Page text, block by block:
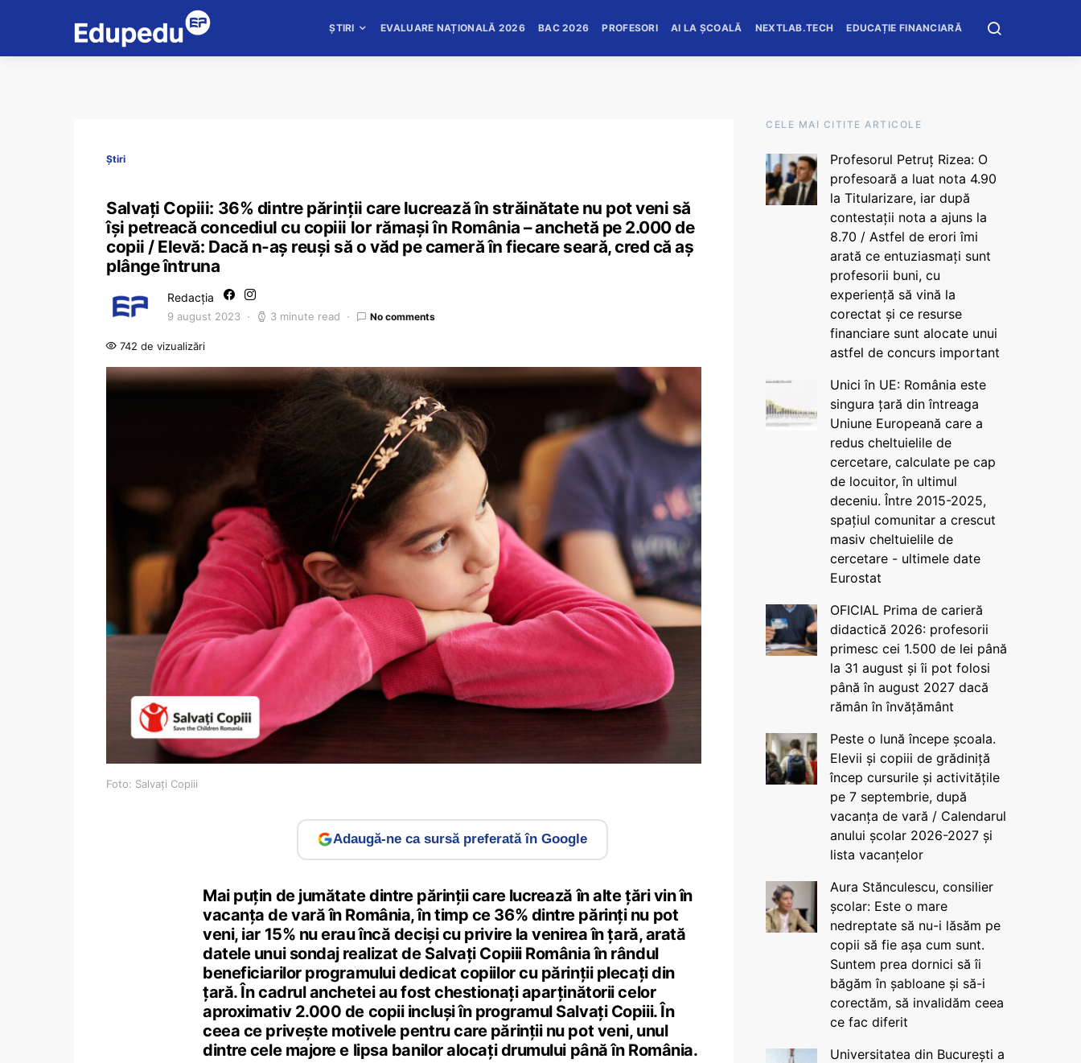
ȘTIRI EVALUARE NAȚIONALĂ 2026 BAC 2026 PROFESORI AI LA ȘCOALĂ NEXTLAB.TECH EDUCAȚIE FINANCIARĂ
Știri
Salvați Copiii: 36% dintre părinții care lucrează în străinătate nu pot veni să
îşi petreacă concediul cu copiii lor rămași în România – anchetă pe 2.000 de
copii / Elevă: Dacă n-aș reuși să o văd pe cameră în fiecare seară, cred că aș
plânge întruna
Redacția
9 august 2023 3 minute read No comments
742 de vizualizări
Foto: Salvați Copiii
Adaugă-ne ca sursă preferată în Google
Mai puțin de jumătate dintre părinții care lucrează în alte țări vin în
vacanţa de vară în România, în timp ce 36% dintre părinţi nu pot
veni, iar 15% nu erau încă decişi cu privire la venirea în ţară, arată
datele unui sondaj realizat de Salvați Copiii România în rândul
beneficiarilor programului dedicat copiilor cu părinții plecați din
țară. În cadrul anchetei au fost chestionați aparținătorii celor
aproximativ 2.000 de copii incluși în programul Salvați Copiii. În
ceea ce privește motivele pentru care părinții nu pot veni, unul
dintre cele majore e lipsa banilor alocați drumului până în România.
CELE MAI CITITE ARTICOLE
Profesorul Petruț Rizea: O
profesoară a luat nota 4.90
la Titularizare, iar după
contestații nota a ajuns la
8.70 / Astfel de erori îmi
arată ce entuziasmați sunt
profesorii buni, cu
experiență să vină la
corectat și ce resurse
financiare sunt alocate unui
astfel de concurs important
Unici în UE: România este
singura țară din întreaga
Uniune Europeană care a
redus cheltuielile de
cercetare, calculate pe cap
de locuitor, în ultimul
deceniu. Între 2015-2025,
spațiul comunitar a crescut
masiv cheltuielile de
cercetare - ultimele date
Eurostat
OFICIAL Prima de carieră
didactică 2026: profesorii
primesc cei 1.500 de lei până
la 31 august și îi pot folosi
până în august 2027 dacă
rămân în învățământ
Peste o lună începe școala.
Elevii și copiii de grădiniță
încep cursurile și activitățile
pe 7 septembrie, după
vacanța de vară / Calendarul
anului școlar 2026-2027 și
lista vacanțelor
Aura Stănculescu, consilier
școlar: Este o mare
nedreptate să nu-i lăsăm pe
copii să fie așa cum sunt.
Suntem prea dornici să îi
băgăm în șabloane și să-i
corectăm, să invalidăm ceea
ce fac diferit
Universitatea din București a